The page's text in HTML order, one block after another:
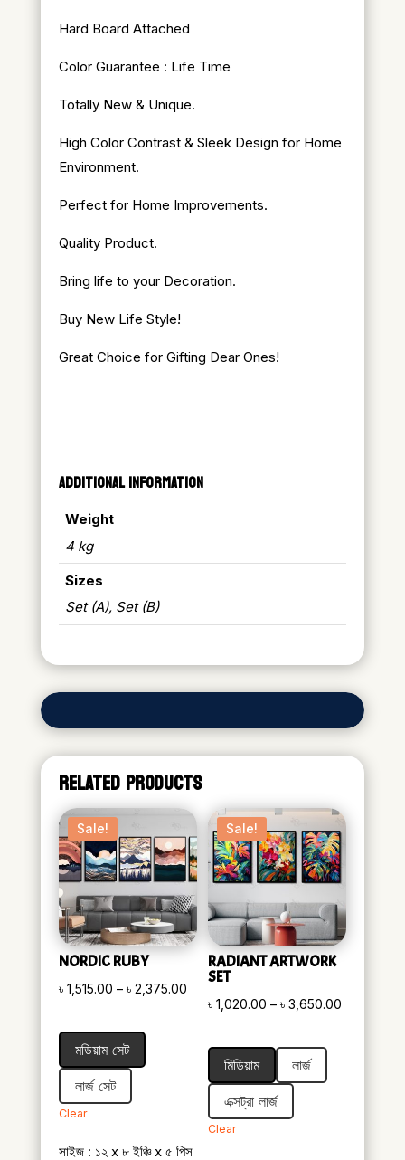
Hard Board Attached
Color Guarantee : Life Time
Totally New & Unique.
High Color Contrast & Sleek Design for Home
Environment.
Perfect for Home Improvements.
Quality Product.
Bring life to your Decoration.
Buy New Life Style!
Great Choice for Gifting Dear Ones!
ADDITIONAL INFORMATION
Weight
4 kg
Sizes
Set (A), Set (B)
RELATED PRODUCTS
Sale!
NORDIC RUBY
৳ 1,515.00 – ৳ 2,375.00Price
range:
through
৳ 2,375.00
মডিয়াম সেট
লার্জ সেট
Clear
সাইজ : ১২ x ৮ ইঞ্চি x ৫ পিস
Sale!
RADIANT ARTWORK
SET
৳1,020.00 – ৳3,650.00
মিডিয়াম
লার্জ
এক্সট্রা লার্জ
Clear